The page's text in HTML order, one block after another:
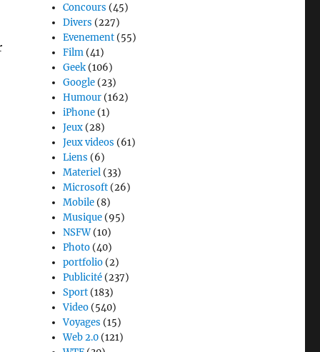
Concours (45)
Divers (227)
Evenement (55)
Film (41)
Geek (106)
Google (23)
Humour (162)
iPhone (1)
Jeux (28)
Jeux videos (61)
Liens (6)
Materiel (33)
Microsoft (26)
Mobile (8)
Musique (95)
NSFW(10)
Photo (40)
portfolio (2)
Publicité (237)
Sport (183)
Video (540)
Voyages (15)
Web 2.0 (121)